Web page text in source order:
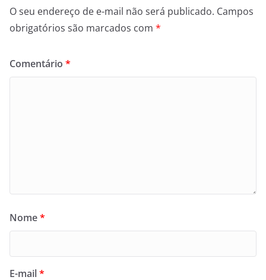
O seu endereço de e-mail não será publicado. Campos
obrigatórios são marcados com *
Comentário *
Nome*
E-mail*